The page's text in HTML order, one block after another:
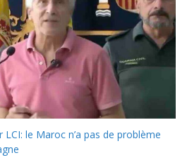
le Maroc n’a pas de problème